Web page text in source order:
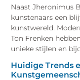
Naast Jheronimus
kunstenaars een
kunstwereld.
Ton Frenken
unieke stijlen en
Huidige Trends